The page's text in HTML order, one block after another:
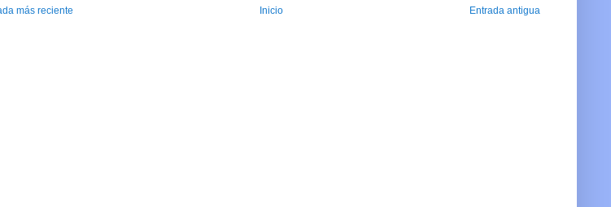
más reciente Entrada antigua
Inicio